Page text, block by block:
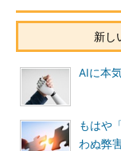
新し
AIに本
もはや
わぬ弊